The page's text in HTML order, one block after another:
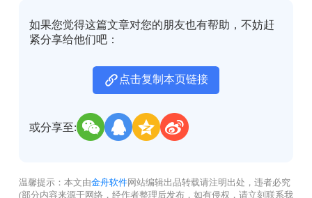
如果您觉得这篇文章对您的朋友也有帮助，不妨赶
紧分享给他们吧：
点击复制本页链接
或分享至:
温馨提示：本文由金舟软件网站编辑出品转载请注明出处，违者必究
(部分内容来源于网络，经作者整理后发布，如有侵权，请立刻联系我